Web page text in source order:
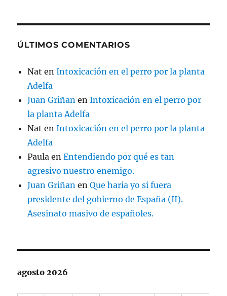
ÚLTIMOS COMENTARIOS
Nat enIntoxicación en el perro por la planta
Adelfa
Juan Griñan enIntoxicación en el perro por
la planta Adelfa
Nat enIntoxicación en el perro por la planta
Adelfa
Paula enEntendiendo por qué es tan
agresivo nuestro enemigo.
Juan Griñan enQue haria yo si fuera
presidente del gobierno de España (II).
Asesinato masivo de españoles.
agosto 2026